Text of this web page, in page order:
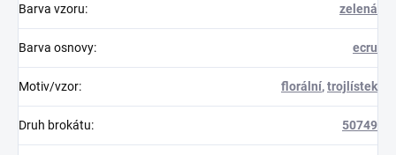
Barva vzoru: zelená
Barva osnovy: ecru
Motiv/vzor: florální,trojlístek
Druh brokátu: 50749